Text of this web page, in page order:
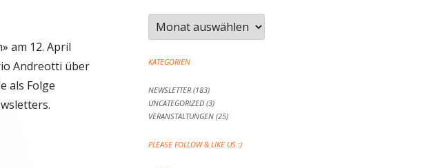
am 12. April
Andreotti über
als Folge
Archiv
KATEGORIEN
NEWSLETTER(183)
UNCATEGORIZED (3)
VERANSTALTUNGEN (25)
PLEASE FOLLOW & LIKE US :)